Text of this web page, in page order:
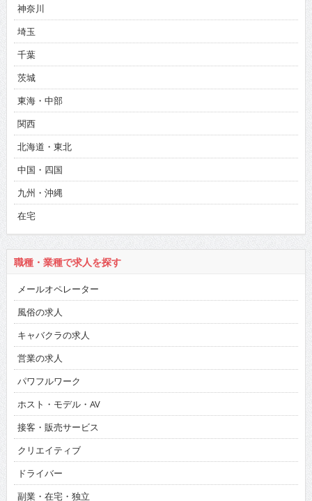
神奈川
埼玉
千葉
茨城
東海・中部
関西
北海道・東北
中国・四国
九州・沖縄
在宅
職種・業種で求人を探す
メールオペレーター
風俗の求人
キャバクラの求人
営業の求人
パワフルワーク
ホスト・モデル・AV
接客・販売サービス
クリエイティブ
ドライバー
副業・在宅・独立